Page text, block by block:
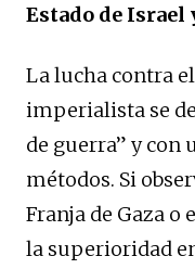
Estado de
La lucha contra
imperialista se
de guerra” y con
métodos. Si
Franja de Gaza o
la superioridad